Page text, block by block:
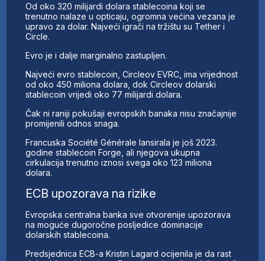
Od oko 320 milijardi dolara stablecoina koji se
trenutno nalaze u opticaju, ogromna većina vezana je
upravo za dolar. Najveći igrači na tržištu su Tether i
Circle.
Evro je i dalje marginalno zastupljen.
Najveći evro stablecoin, Circleov EVRC, ima vrijednost
od oko 450 miliona dolara, dok Circleov dolarski
stablecoin vrijedi oko 77 milijardi dolara.
Čak ni raniji pokušaji evropskih banaka nisu značajnije
promijenili odnos snaga.
Francuska Société Générale lansirala je još 2023.
godine stablecoin Forge, ali njegova ukupna
cirkulacija trenutno iznosi svega oko 123 miliona
dolara.
ECB upozorava na rizike
Evropska centralna banka sve otvorenije upozorava
na moguće dugoročne posljedice dominacije
dolarskih stablecoina.
Predsjednica ECB-a Kristin Lagard ocijenila je da rast